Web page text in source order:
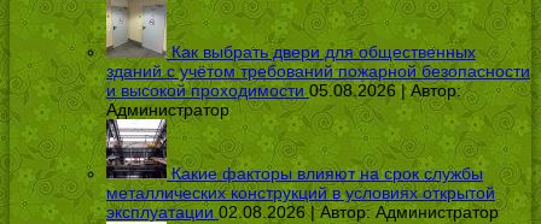
Как выбрать двери для общественных
зданий с учётом требований пожарной безопасности
и высокой проходимости 05.08.2026 | Автор:
Администратор
Какие факторы влияют на срок службы
металлических конструкций в условиях открытой
эксплуатации 02.08.2026 | Автор: Администратор